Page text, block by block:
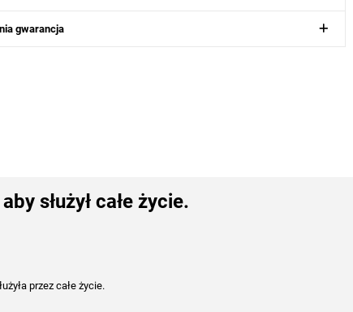
gwarancja
aby służył całe życie.
przez całe życie.